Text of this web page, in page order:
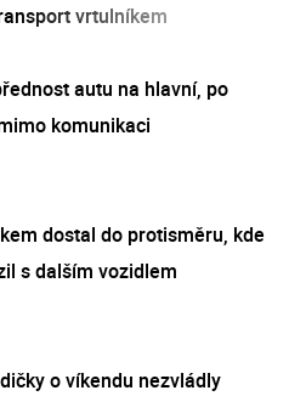
vrtulníkem
autu na hlavní, po
komunikaci
dostal do protisměru, kde
s dalším vozidlem
o víkendu nezvládly